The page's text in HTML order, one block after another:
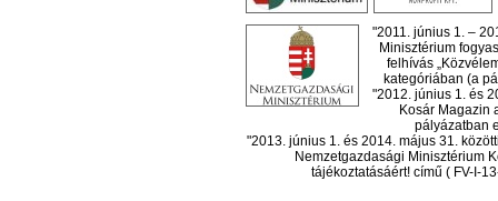
"2011. június 1. –
Minisztérium
felhívás
kategóriában (a
"2012. június 1. és
Kosár Magazin
pályázatban
"2013. június 1. és 2014. május 31.
Nemzetgazdasági Minisztérium
tájékoztatásáért! című ( FV-I-